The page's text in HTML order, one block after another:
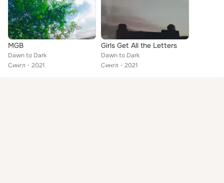
MGB
Dawn to Dark
Сингл
2021
Girls Get All the Letters
Dawn to Dark
Сингл
2021